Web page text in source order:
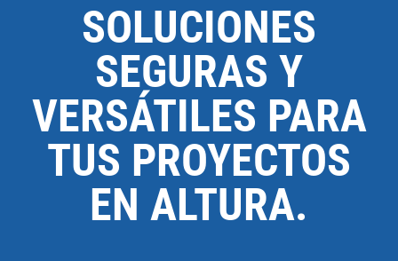
SOLUCIONES
SEGURAS Y
VERSÁTILES PARA
TUS PROYECTOS
EN ALTURA.